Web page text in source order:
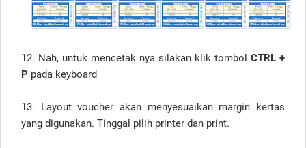
12. Nah, untuk mencetak nya silakan klik tombol CTRL +
P pada keyboard
13. Layout voucher akan menyesuaikan margin kertas
yang digunakan. Tinggal pilih printer dan print.